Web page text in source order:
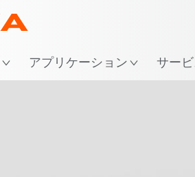
アプリケーション サー